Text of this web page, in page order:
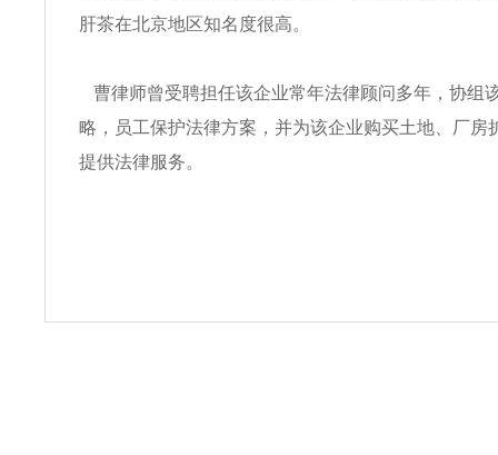
肝茶在北京地区知名度很高。
曹律师曾受聘担任该企业常年法律顾问多年，协组
略，员工保护法律方案，并为该企业购买土地、厂房
提供法律服务。